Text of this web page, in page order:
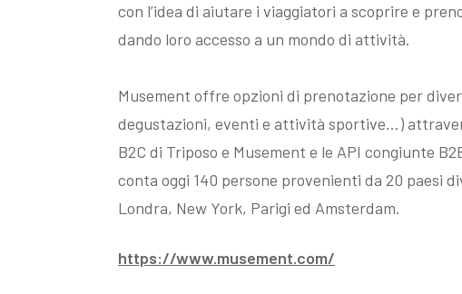
con l’idea di aiutare i viaggiatori a scoprire e
dando loro accesso a un mondo di attività.
Musement offre opzioni di prenotazione per
degustazioni, eventi e attività sportive…)
B2C di Triposo e Musement e le API congiunte
conta oggi 140 persone provenienti da 20 paesi
Londra, New York, Parigi ed Amsterdam.
https://www.musement.com/